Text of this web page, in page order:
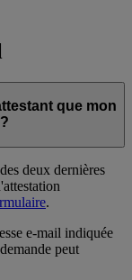
que mon
deux dernières
.
e-mail indiquée
peut